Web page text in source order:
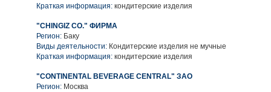
Краткая информация: кондитерские изделия
"CHINGIZ CO." ФИРМА
Регион: Баку
Виды деятельности: Кондитерские изделия не мучные
Краткая информация: кондитерские изделия
"CONTINENTAL BEVERAGE CENTRAL" ЗАО
Регион: Москва